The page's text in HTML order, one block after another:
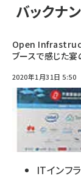
バックナ
Open
ブースで感じた宴
2020年1月31日 5:50
ITインフラ